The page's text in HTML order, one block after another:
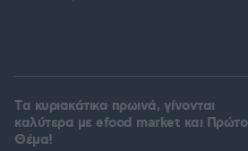
Tα κυριακάτικα πρωινά, γίνονται
καλύτερα με efood market και Πρώτο
Θέμα!